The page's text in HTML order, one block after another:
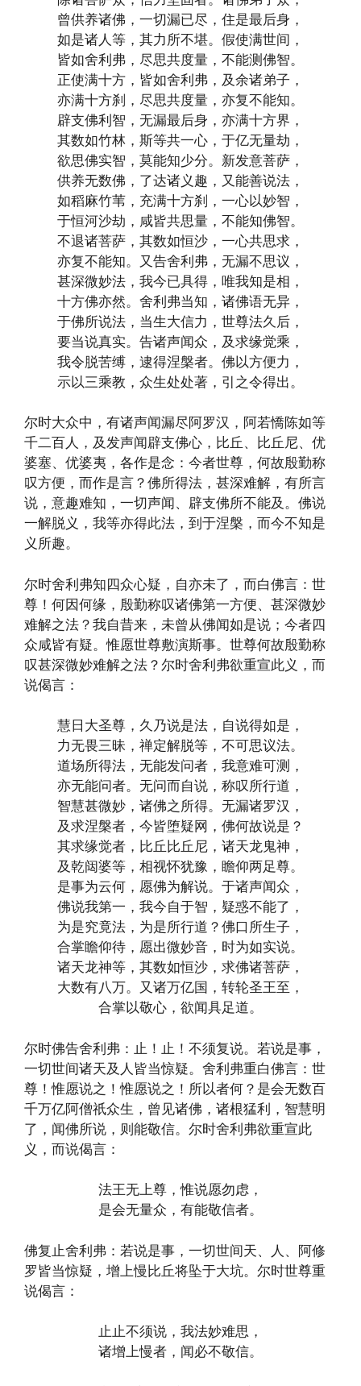
曾供养诸佛，一切漏已尽，住是最后身，
如是诸人等，其力所不堪。假使满世间，
皆如舍利弗，尽思共度量，不能测佛智。
正使满十方，皆如舍利弗，及余诸弟子，
亦满十方刹，尽思共度量，亦复不能知。
辟支佛利智，无漏最后身，亦满十方界，
其数如竹林，斯等共一心，于亿无量劫，
欲思佛实智，莫能知少分。新发意菩萨，
供养无数佛，了达诸义趣，又能善说法，
如稻麻竹苇，充满十方刹，一心以妙智，
于恒河沙劫，咸皆共思量，不能知佛智。
不退诸菩萨，其数如恒沙，一心共思求，
亦复不能知。又告舍利弗，无漏不思议，
甚深微妙法，我今已具得，唯我知是相，
十方佛亦然。舍利弗当知，诸佛语无异，
于佛所说法，当生大信力，世尊法久后，
要当说真实。告诸声闻众，及求缘觉乘，
我令脱苦缚，逮得涅槃者。佛以方便力，
示以三乘教，众生处处著，引之令得出。
尔时大众中，有诸声闻漏尽阿罗汉，阿若憍陈如等
千二百人，及发声闻辟支佛心，比丘、比丘尼、优
婆塞、优婆夷，各作是念：今者世尊，何故殷勤称
叹方便，而作是言？佛所得法，甚深难解，有所言
说，意趣难知，一切声闻、辟支佛所不能及。佛说
一解脱义，我等亦得此法，到于涅槃，而今不知是
义所趣。
尔时舍利弗知四众心疑，自亦未了，而白佛言：世
尊！何因何缘，殷勤称叹诸佛第一方便、甚深微妙
难解之法？我自昔来，未曾从佛闻如是说；今者四
众咸皆有疑。惟愿世尊敷演斯事。世尊何故殷勤称
叹甚深微妙难解之法？尔时舍利弗欲重宣此义，而
说偈言：
慧日大圣尊，久乃说是法，自说得如是，
力无畏三昧，禅定解脱等，不可思议法。
道场所得法，无能发问者，我意难可测，
亦无能问者。无问而自说，称叹所行道，
智慧甚微妙，诸佛之所得。无漏诸罗汉，
及求涅槃者，今皆堕疑网，佛何故说是？
其求缘觉者，比丘比丘尼，诸天龙鬼神，
及乾闼婆等，相视怀犹豫，瞻仰两足尊。
是事为云何，愿佛为解说。于诸声闻众，
佛说我第一，我今自于智，疑惑不能了，
为是究竟法，为是所行道？佛口所生子，
合掌瞻仰待，愿出微妙音，时为如实说。
诸天龙神等，其数如恒沙，求佛诸菩萨，
大数有八万。又诸万亿国，转轮圣王至，
合掌以敬心，欲闻具足道。
尔时佛告舍利弗：止！止！不须复说。若说是事，
一切世间诸天及人皆当惊疑。舍利弗重白佛言：世
尊！惟愿说之！惟愿说之！所以者何？是会无数百
千万亿阿僧祇众生，曾见诸佛，诸根猛利，智慧明
了，闻佛所说，则能敬信。尔时舍利弗欲重宣此
义，而说偈言：
法王无上尊，惟说愿勿虑，
是会无量众，有能敬信者。
佛复止舍利弗：若说是事，一切世间天、人、阿修
罗皆当惊疑，增上慢比丘将坠于大坑。尔时世尊重
说偈言：
止止不须说，我法妙难思，
诸增上慢者，闻必不敬信。